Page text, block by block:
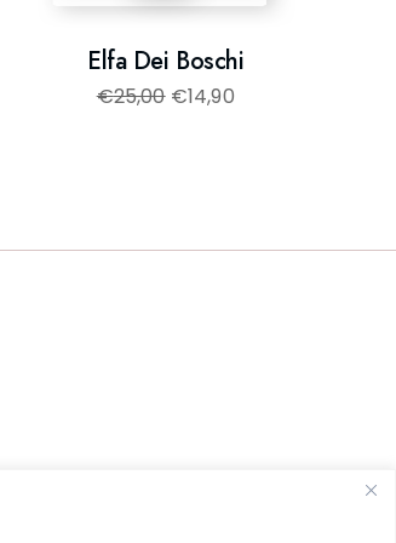
Elfa Dei Boschi
€25,00 €14,90